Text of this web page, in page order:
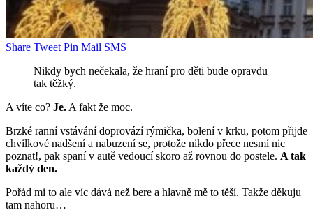
Share Tweet Pin Mail SMS
Nikdy bych nečekala, že hraní pro děti bude opravdu
tak těžký.
A víte co? Je. A fakt že moc.
Brzké ranní vstávání doprovází rýmička, bolení v krku, potom přijde
chvilkové nadšení a nabuzení se, protože nikdo přece nesmí nic
poznat!, pak spaní v autě vedoucí skoro až rovnou do postele. A tak
každý den.
Pořád mi to ale víc dává než bere a hlavně mě to těší. Takže děkuju
tam nahoru…